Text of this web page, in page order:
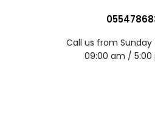
Call us from
09:00 am / 5:00